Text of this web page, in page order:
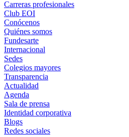
Carreras profesionales
Club EOI
Conócenos
Quiénes somos
Fundesarte
Internacional
Sedes
Colegios mayores
Transparencia
Actualidad
Agenda
Sala de prensa
Identidad corporativa
Blogs
Redes sociales